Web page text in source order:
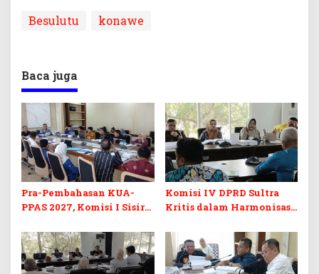
Besulutu
konawe
Baca juga
Pra-Pembahasan KUA-
PPAS 2027, Komisi I Sisir
Berkelanjutan
Komisi IV DPRD Sultra
Kritis dalam Harmonisasi
Perubahan APBD 2026